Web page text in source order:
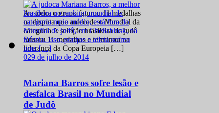
Ao todo, o grupo faturou 11 medalhas
na disputa que antecede o Mundial da
categoria A seleção brasileira de judô
faturou 11 medalhas e terminou na
liderança da Copa Europeia […]
029 de julho de 2014
Mariana Barros sofre lesão e
desfalca Brasil no Mundial
de Judô